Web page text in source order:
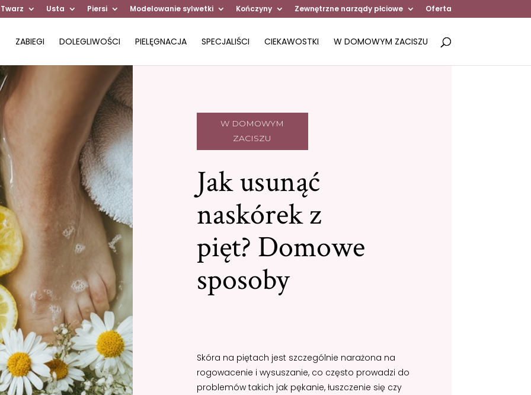
Usta Piersi Modelowanie sylwetki Kończyny Zewnętrzne narządy płciowe Oferta
ZABIEGI DOLEGLIWOŚCI PIELĘGNACJA SPECJALIŚCI CIEKAWOSTKI W DOMOWYM ZACISZU
W DOMOWYM
ZACISZU
Jak usunąć
naskórek z
pięt? Domowe
sposoby
Skóra na piętach jest szczególnie narażona na
rogowacenie i wysuszanie, co często prowadzi do
problemów takich jak pękanie, łuszczenie się czy